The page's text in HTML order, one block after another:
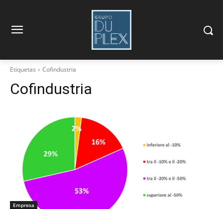
Etiquetas Cofindustria
Cofindustria
Empresa